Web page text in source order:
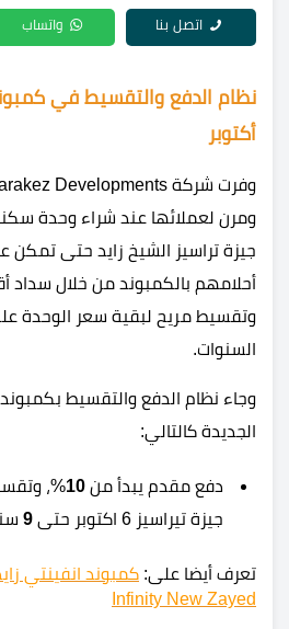
اتصل بنا واتساب
نظام الدفع والتقسيط في
أكتوبر
ومرن لعملائها عند شراء وحدة
جيزة تراسيز الشيخ زايد حتى تمكن
أحلامهم بالكمبوند من خلال سداد
وتقسيط مريح لبقية سعر الوحدة
السنوات.
الجديدة كالتالي:
دفع مقدم يبدأ من 10%،
جيزة تيراسيز 6 اكتوبر حتى
9
تعرف أيضا على:
Infinity New Zayed